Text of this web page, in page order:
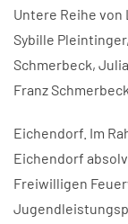
Untere Reihe
Sybille
Schmerbeck,
Franz Schmerbeck
Eichendorf. Im
Eichendorf
Freiwilligen